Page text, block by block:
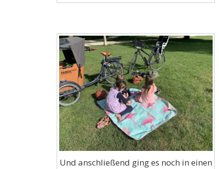
Und anschließend ging es noch in einen